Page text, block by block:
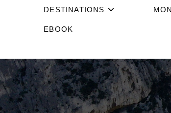
DESTINATIONS
EBOOK